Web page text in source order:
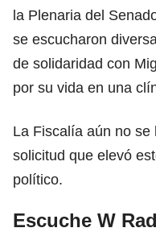
la Plenaria del
se escucharon
de solidaridad con
por su vida en una
La Fiscalía aún no se
solicitud que elevó
político.
Escuche W